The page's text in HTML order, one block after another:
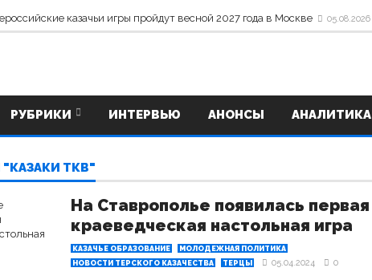
казачьи игры пройдут весной 2027 года в Москве 05.08.2026
РУБРИКИ ИНТЕРВЬЮ АНОНСЫ АНАЛИТИКА
ТКВ"
На Ставрополье появилась первая
краеведческая настольная игра
КАЗАЧЬЕ ОБРАЗОВАНИЕ
МОЛОДЕЖНАЯ ПОЛИТИКА
НОВОСТИ ТЕРСКОГО КАЗАЧЕСТВА
ТЕРЦЫ 05.04.2024 0